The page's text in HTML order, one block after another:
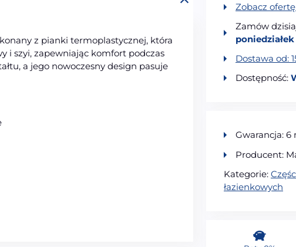
z pianki termoplastycznej, która
i szyi, zapewniając komfort podczas
a jego nowoczesny design pasuje
Zobacz
Zamów
poniedziałek
Dostawa od:
Dostępność:
Gwarancja: 6
Producent:
Kategorie:
łazienkowych